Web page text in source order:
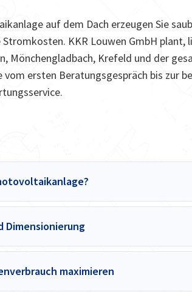
auf dem Dach erzeugen Sie
KKR Louwen GmbH
Mönchengladbach, Krefeld und der
vom ersten Beratungsgespräch bis zur
Dimensionierung
maximieren